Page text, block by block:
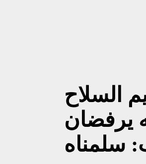
السلاح
يرفضان
سلمناه